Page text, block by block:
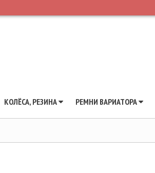
КОЛЁСА, РЕЗИНА РЕМНИ ВАРИАТОРА